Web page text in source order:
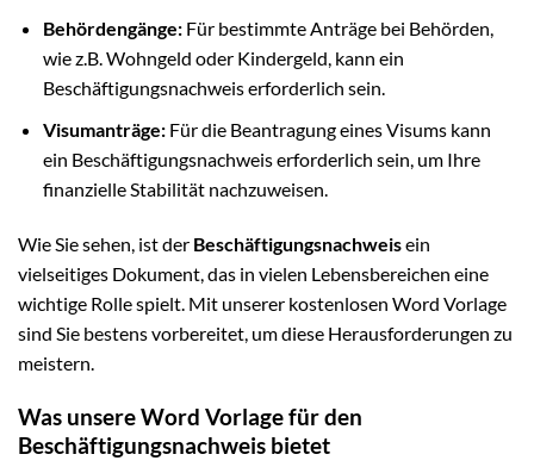
Behördengänge:Für bestimmte Anträge bei Behörden,
wie z.B. Wohngeld oder Kindergeld, kann ein
Beschäftigungsnachweis erforderlich sein.
Visumanträge:Für die Beantragung eines Visums kann
ein Beschäftigungsnachweis erforderlich sein, um Ihre
finanzielle Stabilität nachzuweisen.
Wie Sie sehen, ist der Beschäftigungsnachweisein
vielseitiges Dokument, das in vielen Lebensbereichen eine
wichtige Rolle spielt. Mit unserer kostenlosen Word Vorlage
sind Sie bestens vorbereitet, um diese Herausforderungen zu
meistern.
Was unsere Word Vorlage für den
Beschäftigungsnachweis bietet